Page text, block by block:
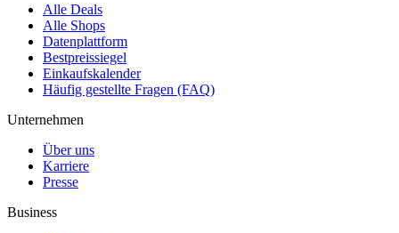
Alle Deals
Alle Shops
Datenplattform
Bestpreissiegel
Einkaufskalender
Häufig gestellte Fragen (FAQ)
Unternehmen
Über uns
Karriere
Presse
Business